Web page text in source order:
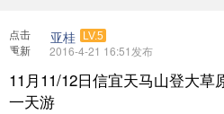
点击
重新
亚桂 LV.5
2016-4-21 16:51发布
11月11/12日信宜天马山登大
一天游